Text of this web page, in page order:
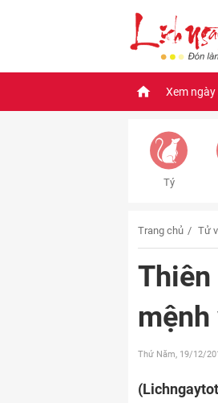
Xem ngày
Tý
Trang chủ Tử
Thiên
Thứ Năm, 19/12/